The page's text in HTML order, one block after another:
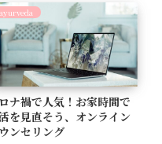
ayurveda
ナ禍で人気！お家時間で
を見直そう、オンライン
ンセリング